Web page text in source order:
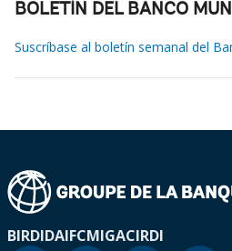
BOLETÍN DEL BANCO
Suscríbase al boletín semanal del
BIRDIDAIFCMIGACIRDI